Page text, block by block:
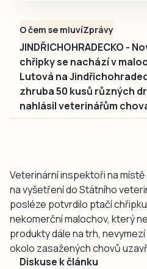
O čem se mluvíZprávy
JINDŘICHOHRADECKO -
chřipky se nachází v
Lutová na
zhruba 50 kusů různých
nahlásil veterinářům
Veterinární inspektoři na
na vyšetření do Státního
posléze potvrdilo ptačí
nekomerční malochov, který
produkty dále na trh,
okolo zasažených chovů
Diskuse k článku